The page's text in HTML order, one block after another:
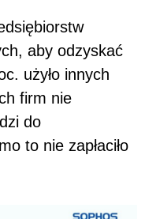
aby odzyskać
użyło innych
firm nie
do
to nie zapłaciło